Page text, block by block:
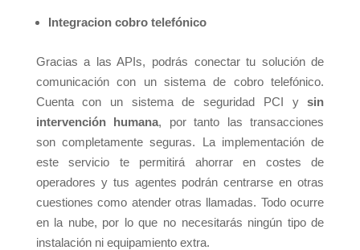
Integracion cobro telefónico
Gracias a las APIs, podrás conectar tu solución de
comunicación con un sistema de cobro telefónico.
Cuenta con un sistema de seguridad PCI ysin
intervención humana, por tanto las transacciones
son completamente seguras. La implementación de
este servicio te permitirá ahorrar en costes de
operadores y tus agentes podrán centrarse en otras
cuestiones como atender otras llamadas. Todo ocurre
en la nube, por lo que no necesitarás ningún tipo de
instalación ni equipamiento extra.